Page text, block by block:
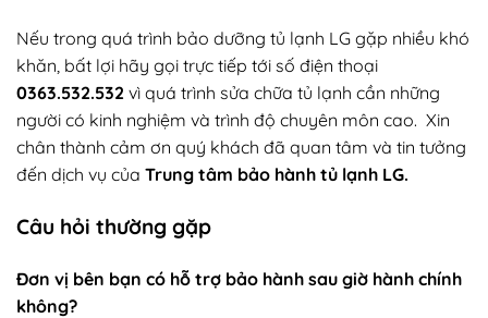
Nếu trong quá trình bảo dưỡng tủ lạnh LG gặp nhiều khó
khăn, bất lợi hãy gọi trực tiếp tới số điện thoại
0363.532.532 vì quá trình sửa chữa tủ lạnh cần những
người có kinh nghiệm và trình độ chuyên môn cao. Xin
chân thành cảm ơn quý khách đã quan tâm và tin tưởng
đến dịch vụ của Trung tâm bảo hành tủ lạnh LG.
Câu hỏi thường gặp
Đơn vị bên bạn có hỗ trợ bảo hành sau giờ hành chính
không?